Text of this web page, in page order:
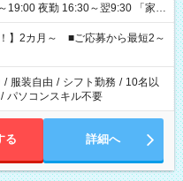
夜勤 16:30～翌9:30 「家族
持って夕飯の準備がしたい」
など、ご希望を教えてください
。 合計で週40時間を超える場
】2カ月～ ■ご応募から最短2～
/ 服装自由 / シフト勤務 / 10名以
/ パソコンスキル不要
る 詳細へ